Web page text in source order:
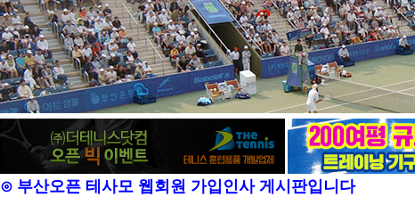
⊙ 부산오픈 테사모 웹회원 가입인사 게시판입니다